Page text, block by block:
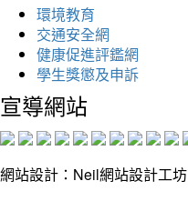
環境教育
交通安全網
健康促進評鑑網
學生獎懲及申訴
宣導網站
網站設計：Neil網站設計工坊